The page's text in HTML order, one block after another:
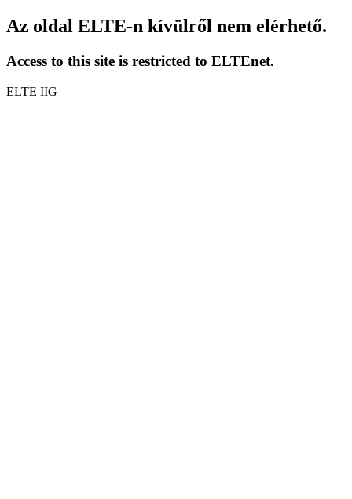
Az oldal ELTE-n kívülről nem elérhető.
Access to this site is restricted to ELTEnet.
ELTE IIG